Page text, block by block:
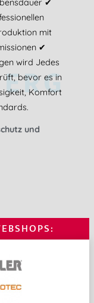
mit
✔
wird Jedes
bevor es in
Komfort
und